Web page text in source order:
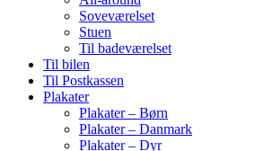
Soveværelset
Stuen
Til badeværelset
Til bilen
Til Postkassen
Plakater
Plakater – Børn
Plakater – Danmark
Plakater – Dyr